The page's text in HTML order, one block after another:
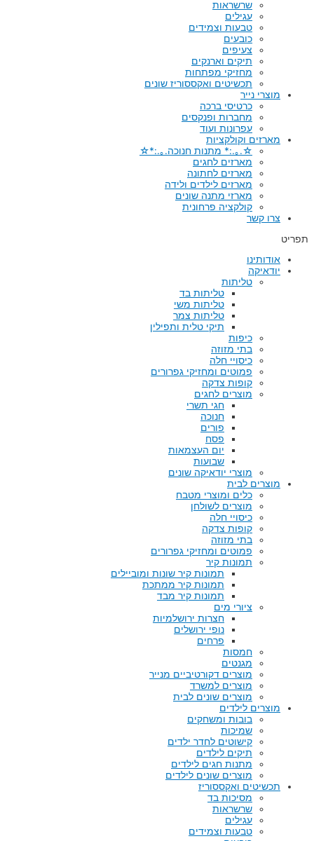
שרשראות
עגילים
טבעות וצמידים
כובעים
צעיפים
תיקים וארנקים
מחזיקי מפתחות
תכשיטים ואקססוריז שונים
מוצרי נייר
כרטיסי ברכה
מחברות ופנקסים
עפרונות ועוד
מארזים וקולקציות
☆.｡.:* מתנות חנוכה.｡.:*☆
מארזים לחגים
מארזים לחתונה
מארזים לילדים ולידה
מארזי מתנה שונים
קולקציה פרחונית
צרו קשר
תפריט
אודותינו
יודאיקה
טליתות
טליתות בד
טליתות משי
טליתות צמר
תיקי טלית ותפילין
כיפות
בתי מזוזה
כיסויי חלה
פמוטים ומחזיקי גפרורים
קופות צדקה
מוצרים לחגים
חגי תשרי
חנוכה
פורים
פסח
יום העצמאות
שבועות
מוצרי יודאיקה שונים
מוצרים לבית
כלים ומוצרי מטבח
מוצרים לשולחן
כיסויי חלה
קופות צדקה
בתי מזוזה
פמוטים ומחזיקי גפרורים
תמונות קיר
תמונות קיר שונות ומוביילים
תמונות קיר ממתכת
תמונות קיר מבד
ציורי מים
חצרות ירושלמיות
נופי ירושלים
פרחים
חמסות
מגנטים
מוצרים דקורטיביים מנייר
מוצרים למשרד
מוצרים שונים לבית
מוצרים לילדים
בובות ומשחקים
שמיכות
קישוטים לחדר ילדים
תיקים לילדים
מתנות חגים לילדים
מוצרים שונים לילדים
תכשיטים ואקססוריז
מסיכות בד
שרשראות
עגילים
טבעות וצמידים